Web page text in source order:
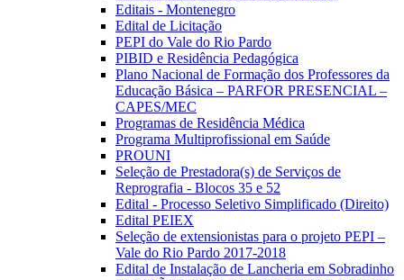
Editais - Montenegro
Edital de Licitação
PEPI do Vale do Rio Pardo
PIBID e Residência Pedagógica
Plano Nacional de Formação dos Professores da
Educação Básica – PARFOR PRESENCIAL –
CAPES/MEC
Programas de Residência Médica
Programa Multiprofissional em Saúde
PROUNI
Seleção de Prestadora(s) de Serviços de
Reprografia - Blocos 35 e 52
Edital - Processo Seletivo Simplificado (Direito)
Edital PEIEX
Seleção de extensionistas para o projeto PEPI –
Vale do Rio Pardo 2017-2018
Edital de Instalação de Lancheria em Sobradinho